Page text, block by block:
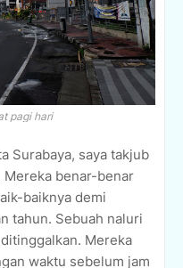
pagi hari
Surabaya, saya takjub
Mereka benar-benar
baiknya demi
tahun. Sebuah naluri
Mereka
waktu sebelum jam